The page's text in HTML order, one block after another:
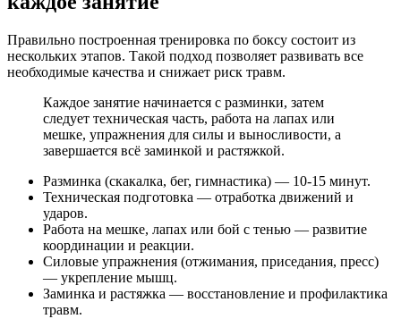
Правильно построенная тренировка по боксу состоит из
нескольких этапов. Такой подход позволяет развивать все
необходимые качества и снижает риск травм.
Каждое занятие начинается с разминки, затем
следует техническая часть, работа на лапах или
мешке, упражнения для силы и выносливости, а
завершается всё заминкой и растяжкой.
Разминка (скакалка, бег, гимнастика) — 10-15 минут.
Техническая подготовка — отработка движений и
ударов.
Работа на мешке, лапах или бой с тенью — развитие
координации и реакции.
Силовые упражнения (отжимания, приседания, пресс)
— укрепление мышц.
Заминка и растяжка — восстановление и профилактика
травм.